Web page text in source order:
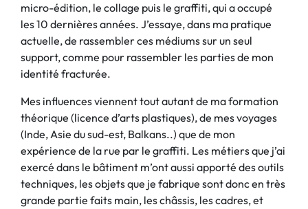
micro-édition, le collage puis le graffiti, qui a occupé
les 10 dernières années. J’essaye, dans ma pratique
actuelle, de rassembler ces médiums sur un seul
support, comme pour rassembler les parties de mon
identité fracturée.
Mes influences viennent tout autant de ma formation
théorique (licence d’arts plastiques), de mes voyages
(Inde, Asie du sud-est, Balkans..) que de mon
expérience de la rue par le graffiti. Les métiers que j’ai
exercé dans le bâtiment m’ont aussi apporté des outils
techniques, les objets que je fabrique sont donc en très
grande partie faits main, les châssis, les cadres, et